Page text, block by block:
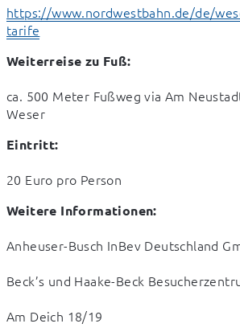
https://www.nordwestbahn.de/de/
tarife
Weiterreise zu Fuß:
ca. 500 Meter Fußweg via Am
Weser
Eintritt:
20 Euro pro Person
Weitere Informationen:
Anheuser-Busch InBev Deutschland
Beck’s und Haake-Beck
Am Deich 18/19